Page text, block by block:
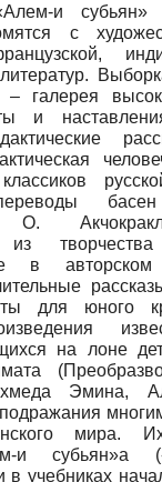
и субьян»
с
галерея
и
О.
из
в
для юного
на лоне
Эмина,
мира.
и субьян»а
в учебниках